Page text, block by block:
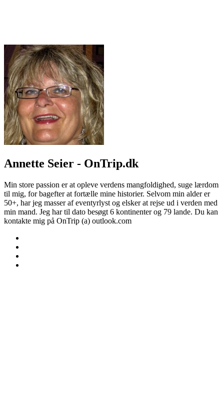
Annette Seier - OnTrip.dk
Min store passion er at opleve verdens mangfoldighed, suge lærdom
til mig, for bagefter at fortælle mine historier. Selvom min alder er
50+, har jeg masser af eventyrlyst og elsker at rejse ud i verden med
min mand. Jeg har til dato besøgt 6 kontinenter og 79 lande. Du kan
kontakte mig på OnTrip (a) outlook.com